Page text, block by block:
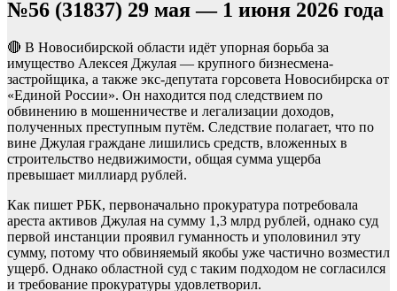
№56 (31837) 29 мая — 1 июня 2026 года
🔴 В Новосибирской области идёт упорная борьба за
имущество Алексея Джулая — крупного бизнесмена-
застройщика, а также экс-депутата горсовета Новосибирска от
«Единой России». Он находится под следствием по
обвинению в мошенничестве и легализации доходов,
полученных преступным путём. Следствие полагает, что по
вине Джулая граждане лишились средств, вложенных в
строительство недвижимости, общая сумма ущерба
превышает миллиард рублей.
Как пишет РБК, первоначально прокуратура потребовала
ареста активов Джулая на сумму 1,3 млрд рублей, однако суд
первой инстанции проявил гуманность и уполовинил эту
сумму, потому что обвиняемый якобы уже частично возместил
ущерб. Однако областной суд с таким подходом не согласился
и требование прокуратуры удовлетворил.